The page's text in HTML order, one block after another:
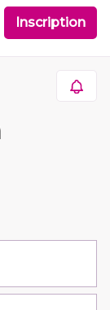
Inscription